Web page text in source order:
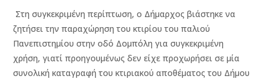
Στη συγκεκριμένη περίπτωση, ο Δήμαρχος βιάστηκε να
ζητήσει την παραχώρηση του κτιρίου του παλιού
Πανεπιστημίου στην οδό Δομπόλη για συγκεκριμένη
χρήση, γιατί προηγουμένως δεν είχε προχωρήσει σε μία
συνολική καταγραφή του κτιριακού αποθέματος του Δήμου